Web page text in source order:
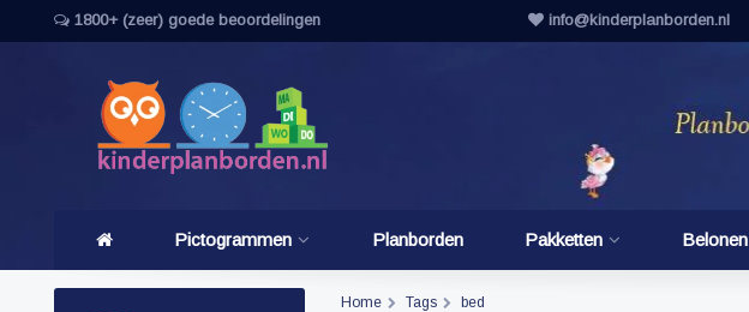
1800+ (zeer) goede beoordelingen info@kinderplanborden.nl
Pictogrammen Planborden Pakketten Belonen
Home Tags bed